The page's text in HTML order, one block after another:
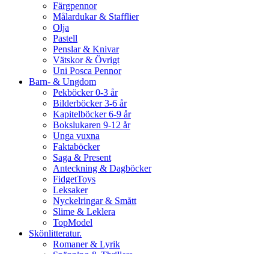
Färgpennor
Målardukar & Stafflier
Olja
Pastell
Penslar & Knivar
Vätskor & Övrigt
Uni Posca Pennor
Barn- & Ungdom
Pekböcker 0-3 år
Bilderböcker 3-6 år
Kapitelböcker 6-9 år
Bokslukaren 9-12 år
Unga vuxna
Faktaböcker
Saga & Present
Anteckning & Dagböcker
FidgetToys
Leksaker
Nyckelringar & Smått
Slime & Leklera
TopModel
Skönlitteratur.
Romaner & Lyrik